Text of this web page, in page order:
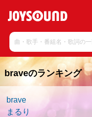
braveのランキング
brave
まるり